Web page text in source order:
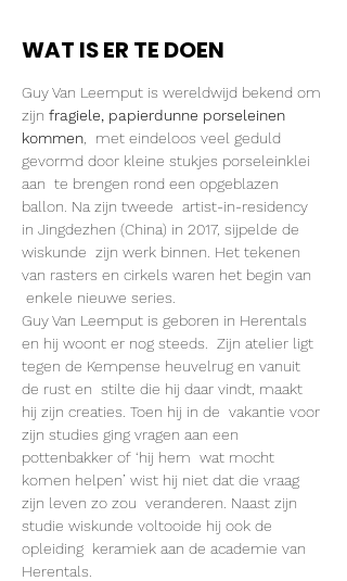
WAT IS ER TE DOEN
Guy Van Leemput is wereldwijd bekend om
zijn fragiele, papierdunne porseleinen
kommen ,  met eindeloos veel geduld
gevormd door kleine stukjes porseleinklei
aan  te brengen rond een opgeblazen
ballon. Na zijn tweede  artist-in-residency
in Jingdezhen (China) in 2017, sijpelde de
wiskunde  zijn werk binnen. Het tekenen
van rasters en cirkels waren het begin van
enkele nieuwe series.
Guy Van Leemput is geboren in Herentals
en hij woont er nog steeds.  Zijn atelier ligt
tegen de Kempense heuvelrug en vanuit
de rust en  stilte die hij daar vindt, maakt
hij zijn creaties. Toen hij in de  vakantie voor
zijn studies ging vragen aan een
pottenbakker of ‘hij hem  wat mocht
komen helpen’ wist hij niet dat die vraag
zijn leven zo zou  veranderen. Naast zijn
studie wiskunde voltooide hij ook de
opleiding  keramiek aan de academie van
Herentals.